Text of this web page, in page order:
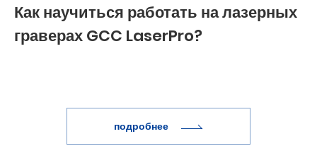
Как научиться работать на лазерных
граверах GCC LaserPro?
подробнее